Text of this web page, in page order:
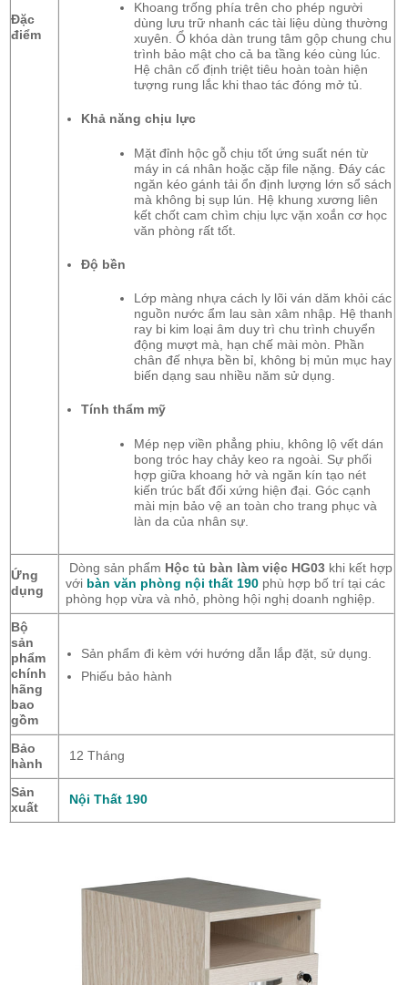
Đặc
điểm
Khoang trống phía trên cho phép người
dùng lưu trữ nhanh các tài liệu dùng thường
xuyên. Ổ khóa dàn trung tâm gộp chung chu
trình bảo mật cho cả ba tầng kéo cùng lúc.
Hệ chân cố định triệt tiêu hoàn toàn hiện
tượng rung lắc khi thao tác đóng mở tủ.
Khả năng chịu lực
Mặt đỉnh hộc gỗ chịu tốt ứng suất nén từ
máy in cá nhân hoặc cặp file nặng. Đáy các
ngăn kéo gánh tải ổn định lượng lớn sổ sách
mà không bị sụp lún. Hệ khung xương liên
kết chốt cam chìm chịu lực vặn xoắn cơ học
văn phòng rất tốt.
Độ bền
Lớp màng nhựa cách ly lõi ván dăm khỏi các
nguồn nước ẩm lau sàn xâm nhập. Hệ thanh
ray bi kim loại âm duy trì chu trình chuyển
động mượt mà, hạn chế mài mòn. Phần
chân đế nhựa bền bỉ, không bị mủn mục hay
biến dạng sau nhiều năm sử dụng.
Tính thẩm mỹ
Mép nẹp viền phẳng phiu, không lộ vết dán
bong tróc hay chảy keo ra ngoài. Sự phối
hợp giữa khoang hở và ngăn kín tạo nét
kiến trúc bất đối xứng hiện đại. Góc cạnh
mài mịn bảo vệ an toàn cho trang phục và
làn da của nhân sự.
Ứng
dụng
Dòng sản phẩm Hộc tủ bàn làm việc HG03 khi kết hợp
với bàn văn phòng nội thất 190phù hợp bố trí tại các
phòng họp vừa và nhỏ, phòng hội nghị doanh nghiệp.
Bộ
sản
phẩm
chính
hãng
bao
gồm
Sản phẩm đi kèm với hướng dẫn lắp đặt, sử dụng.
Phiếu bảo hành
Bảo
hành
12 Tháng
Sản
xuất
Nội Thất 190